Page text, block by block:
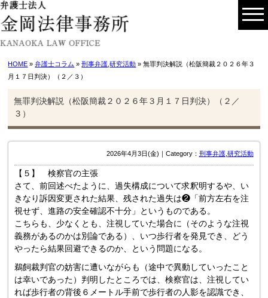
HOME »弁護士コラム »刑事弁護 ,研究活動 » 無罪判決解説（松阪簡裁２０２６年３
月１７日判決）（２／３）
無罪判決解説（松阪簡裁２０２６年３月１７日判決）（２／
３）
2026年4月3日(金)｜Category： 刑事弁護, 研究活動
【５】 検察官の主張
さて、前回述べたように、過失構成について求釈明するや、い
きなり訴因変更された結果、残された過失は❷「前方左右を注
視せず、進路の安全確認不十分」というものである。
こちらも、少なくとも、注視していた場合に（そのような注視
義務があるのかは別論である）、いつ歩行者を発見でき、どう
やったら結果回避できるのか、という問題になる。
鵜飼裁判官の妨害に遭いながらも（途中で異動していったこと
は幸いであった）判明したところでは、検察官は、注視してい
れば歩行者の背後６メートル手前で歩行者の人影を認識でき、